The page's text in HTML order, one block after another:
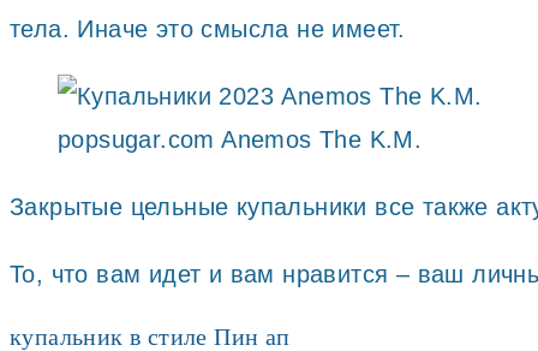
тела. Иначе это смысла не имеет.
popsugar.com Anemos The K.M.
Закрытые цельные купальники все также
То, что вам идет и вам нравится – ваш
купальник в стиле Пин ап